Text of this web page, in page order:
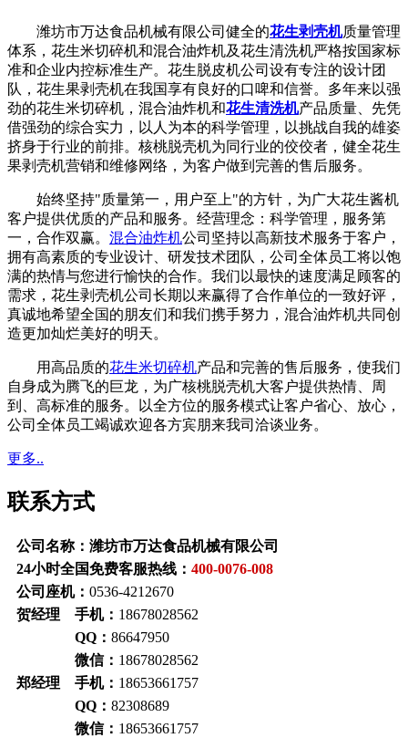
潍坊市万达食品机械有限公司健全的花生剥壳机质量管理
体系，花生米切碎机和混合油炸机及花生清洗机严格按国家标
准和企业内控标准生产。花生脱皮机公司设有专注的设计团
队，花生果剥壳机在我国享有良好的口啤和信誉。多年来以强
劲的花生米切碎机，混合油炸机和花生清洗机产品质量、先凭
借强劲的综合实力，以人为本的科学管理，以挑战自我的雄姿
挤身于行业的前排。核桃脱壳机为同行业的佼佼者，健全花生
果剥壳机营销和维修网络，为客户做到完善的售后服务。
始终坚持"质量第一，用户至上"的方针，为广大花生酱机
客户提供优质的产品和服务。经营理念：科学管理，服务第
一，合作双赢。 混合油炸机公司坚持以高新技术服务于客户，
拥有高素质的专业设计、研发技术团队，公司全体员工将以饱
满的热情与您进行愉快的合作。我们以最快的速度满足顾客的
需求，花生剥壳机公司长期以来赢得了合作单位的一致好评，
真诚地希望全国的朋友们和我们携手努力，混合油炸机共同创
造更加灿烂美好的明天。
用高品质的花生米切碎机产品和完善的售后服务，使我们
自身成为腾飞的巨龙，为广核桃脱壳机大客户提供热情、周
到、高标准的服务。以全方位的服务模式让客户省心、放心，
公司全体员工竭诚欢迎各方宾朋来我司洽谈业务。
更多..
联系方式
公司名称：潍坊市万达食品机械有限公司
24小时全国免费客服热线： 400-0076-008
公司座机： 0536-4212670
贺经理 手机： 18678028562
QQ： 86647950
微信： 18678028562
郑经理 手机： 18653661757
QQ： 82308689
微信： 18653661757